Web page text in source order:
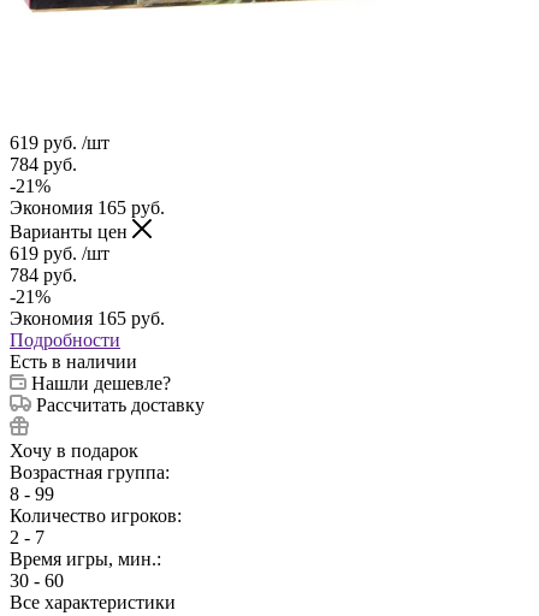
619 руб. /шт
784 руб.
-21%
Экономия 165 руб.
Варианты цен
619 руб. /шт
784 руб.
-21%
Экономия 165 руб.
Подробности
Есть в наличии
Нашли дешевле?
Рассчитать доставку
Хочу в подарок
Возрастная группа:
8 - 99
Количество игроков:
2 - 7
Время игры, мин.:
30 - 60
Все характеристики